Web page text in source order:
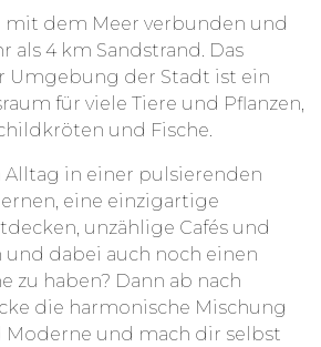
mit dem Meer verbunden und
als 4 km Sandstrand. Das
Umgebung der Stadt ist ein
für viele Tiere und Pflanzen,
und Fische.
Alltag in einer pulsierenden
eine einzigartige
unzählige Cafés und
und dabei auch noch einen
zu haben? Dann ab nach
die harmonische Mischung
Moderne und mach dir selbst